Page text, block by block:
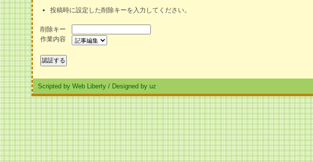
投稿時に設定した削除キーを入力してください。
削除キー
作業内容
Scripted by Web Liberty / Designed by uz